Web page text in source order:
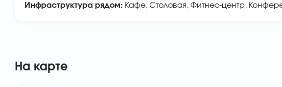
Инфраструктура рядом: Кафе, Столовая, Фитнес-центр,
На карте